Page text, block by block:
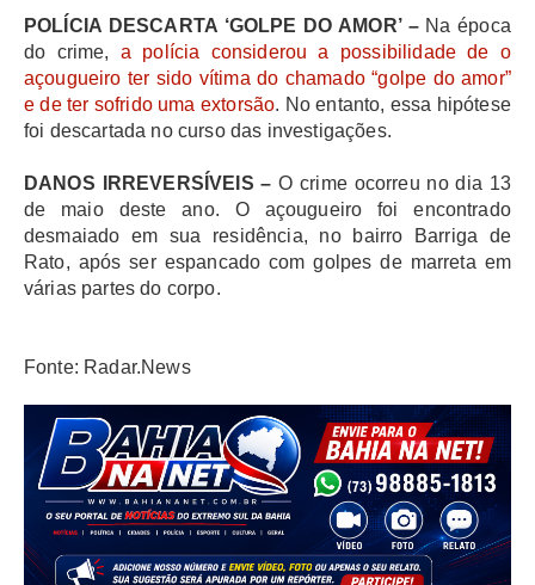
POLÍCIA DESCARTA ‘GOLPE DO AMOR’ –Na época
do crime, a polícia considerou a possibilidade de o
açougueiro ter sido vítima do chamado “golpe do amor”
e de ter sofrido uma extorsão. No entanto, essa hipótese
foi descartada no curso das investigações.
DANOS IRREVERSÍVEIS – O crime ocorreu no dia 13
de maio deste ano. O açougueiro foi encontrado
desmaiado em sua residência, no bairro Barriga de
Rato, após ser espancado com golpes de marreta em
várias partes do corpo.
Fonte: Radar.News